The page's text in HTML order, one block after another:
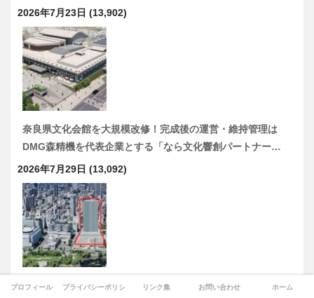
2026年7月23日 (13,902)
奈良県文化会館を大規模改修！完成後の運営・維持管理は
DMG森精機を代表企業とする「なら文化響創パートナー…
2026年7月29日 (13,092)
副首都構想、理念から「現実」へ！ 大阪・大手前で合同庁
プロフィール プライバシーポリシー リンク集 お問い合わせ ホーム